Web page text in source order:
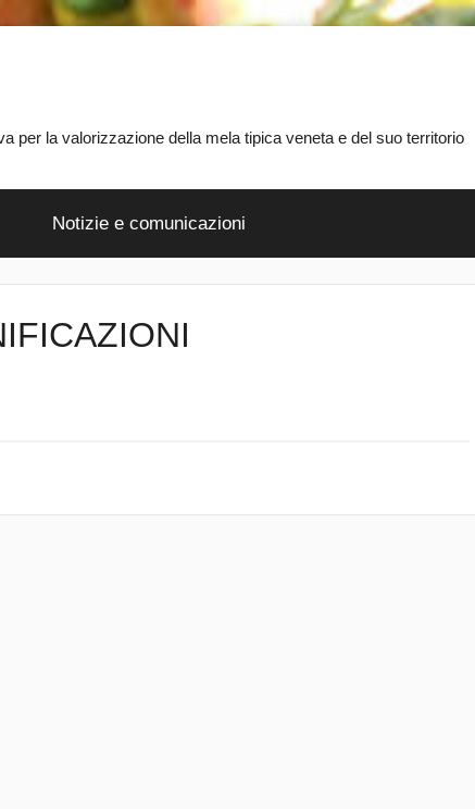
per la valorizzazione della mela tipica veneta e del suo territorio
Notizie e comunicazioni